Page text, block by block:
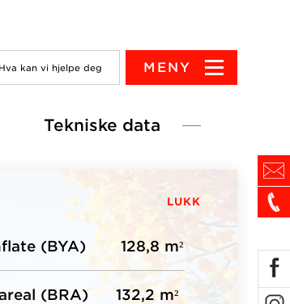
MENY
Tekniske data
LUKK
(BYA) 128,8 m²
(BRA) 132,2 m²